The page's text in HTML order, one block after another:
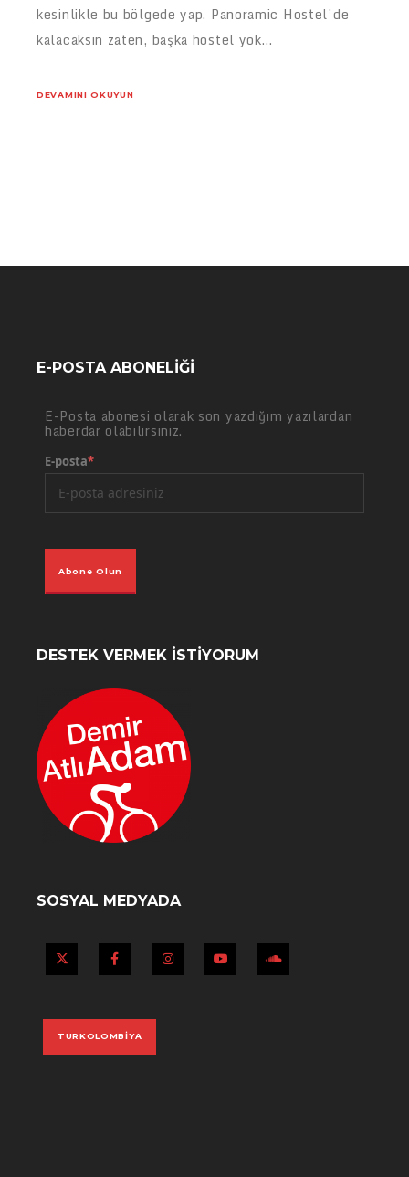
kesinlikle bu bölgede yap. Panoramic Hostel’de
kalacaksın zaten, başka hostel yok…
DEVAMINI OKUYUN
E-POSTA ABONELIĞI
E-Posta abonesi olarak son yazdığım yazılardan
haberdar olabilirsiniz.
E-posta*
Abone Olun
DESTEK VERMEK İSTIYORUM
SOSYAL MEDYADA
Facebook Instagram YouTube
TURKOLOMBIYA